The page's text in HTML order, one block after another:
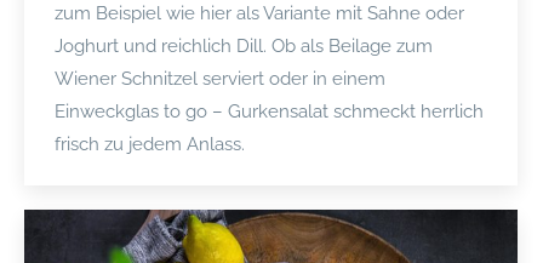
zum Beispiel wie hier als Variante mit Sahne oder
Joghurt und reichlich Dill. Ob als Beilage zum
Wiener Schnitzel serviert oder in einem
Einweckglas to go – Gurkensalat schmeckt herrlich
frisch zu jedem Anlass.